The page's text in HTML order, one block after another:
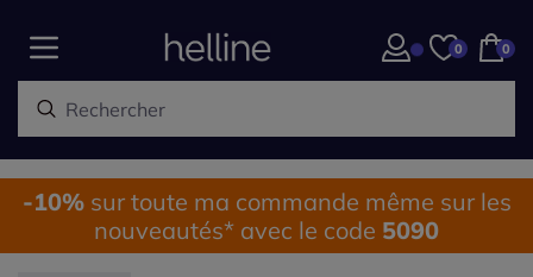
0 0
-10%sur toute ma commande même sur les
nouveautés* avec le code 5090